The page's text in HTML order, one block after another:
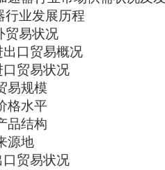
行业发展历程
贸易状况
口贸易概况
贸易状况
易规模
格水平
品结构
源地
贸易状况